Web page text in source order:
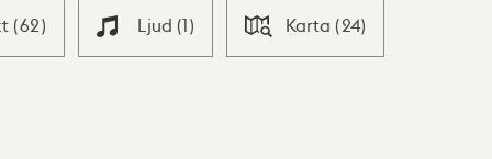
(62) Ljud (1) Karta (24)